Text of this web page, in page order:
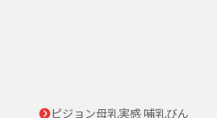
ピジョン母乳実感 哺乳びん